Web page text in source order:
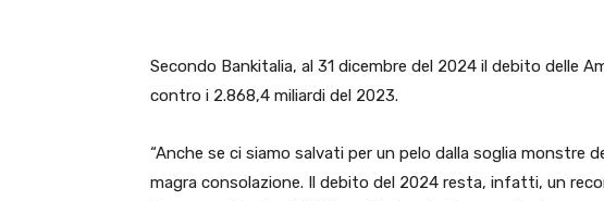
Secondo Bankitalia, al 31 dicembre del 2024 il debito delle
contro i 2.868,4 miliardi del 2023.
“Anche se ci siamo salvati per un pelo dalla soglia monstre
magra consolazione. Il debito del 2024 resta, infatti, un